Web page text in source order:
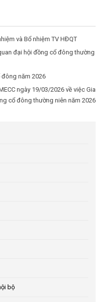
và Bổ nhiệm TV HĐQT
đại hội đồng cổ đông thường
năm 2026
ngày 19/03/2026 về việc Gia
cổ đông thường niên năm 2026
bộ